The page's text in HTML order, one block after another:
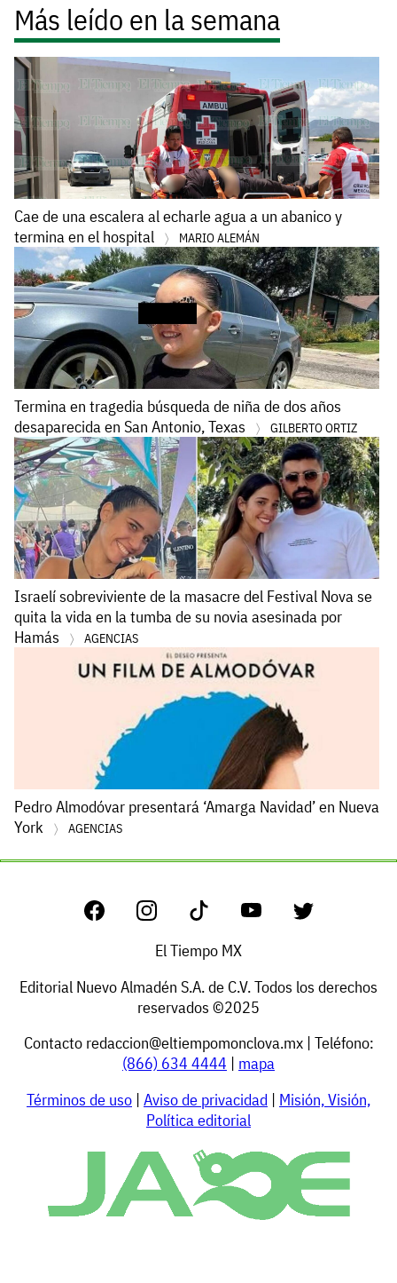
Más leído en la semana
Cae de una escalera al echarle agua a un abanico y
termina en el hospital
MARIO ALEMÁN
Termina en tragedia búsqueda de niña de dos años
desaparecida en San Antonio, Texas
GILBERTO ORTIZ
Israelí sobreviviente de la masacre del Festival Nova se
quita la vida en la tumba de su novia asesinada por
Hamás
AGENCIAS
Pedro Almodóvar presentará ‘Amarga Navidad’ en Nueva
York
AGENCIAS
El Tiempo MX
Editorial Nuevo Almadén S.A. de C.V. Todos los derechos
reservados ©2025
Contacto redaccion@eltiempomonclova.mx| Teléfono:
(866) 634 4444 | mapa
Términos de uso | Aviso de privacidad | Misión, Visión,
Política editorial